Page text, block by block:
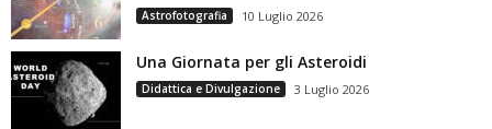
Astrofotografia 10 Luglio 2026
Una Giornata per gli Asteroidi
Didattica e Divulgazione 3 Luglio 2026